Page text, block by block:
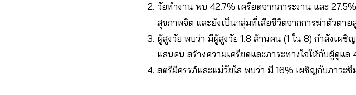
วัยทำงาน พบ 42.7% เครียดจากภาระงาน และ
สุขภาพจิต และยังเป็นกลุ่มที่เสียชีวิตจากการฆ่าตัวตา
ผู้สูงวัย พบว่า มีผู้สูงวัย 1.8 ล้านคน (1 ใน 8) กำลังเผ
แสนคน สร้างความเครียดและภาระทางใจให้กับผู้ดูแล
สตรีมีครรภ์และแม่วัยใส พบว่า มี 16% เผชิญกับภาวะ